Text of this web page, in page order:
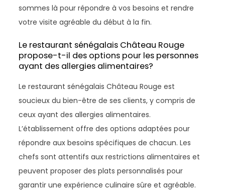
sommes là pour répondre à vos besoins et rendre
votre visite agréable du début à la fin.
Le restaurant sénégalais Château Rouge
propose-t-il des options pour les personnes
ayant des allergies alimentaires?
Le restaurant sénégalais Château Rouge est
soucieux du bien-être de ses clients, y compris de
ceux ayant des allergies alimentaires.
L’établissement offre des options adaptées pour
répondre aux besoins spécifiques de chacun. Les
chefs sont attentifs aux restrictions alimentaires et
peuvent proposer des plats personnalisés pour
garantir une expérience culinaire sûre et agréable.